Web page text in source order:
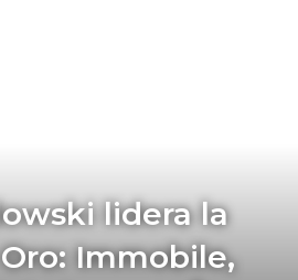
lidera la
Immobile,